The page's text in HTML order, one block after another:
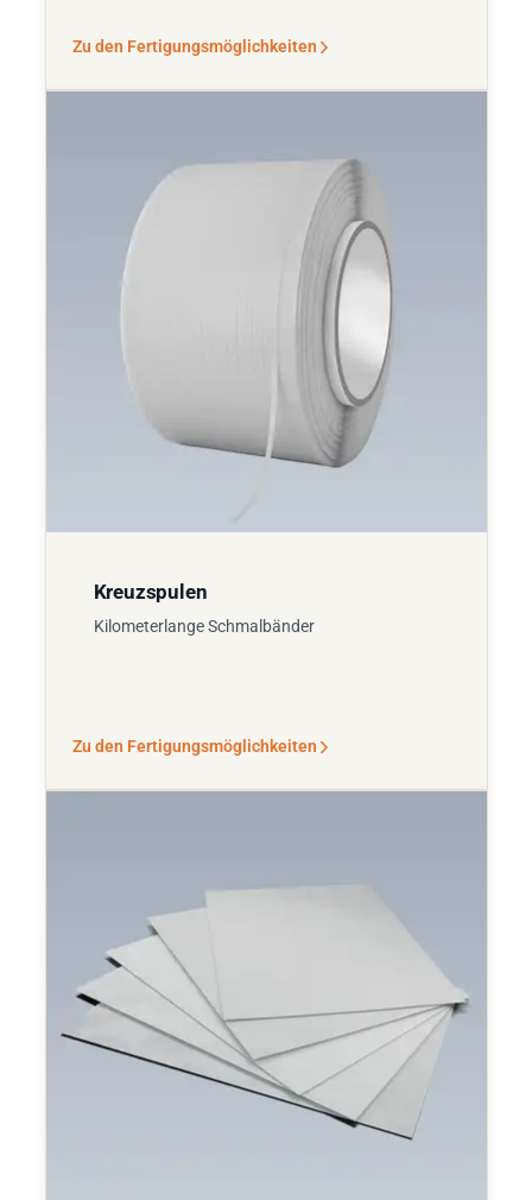
Zu den Fertigungsmöglichkeiten
Kreuzspulen
Kilometerlange Schmalbänder
Zu den Fertigungsmöglichkeiten